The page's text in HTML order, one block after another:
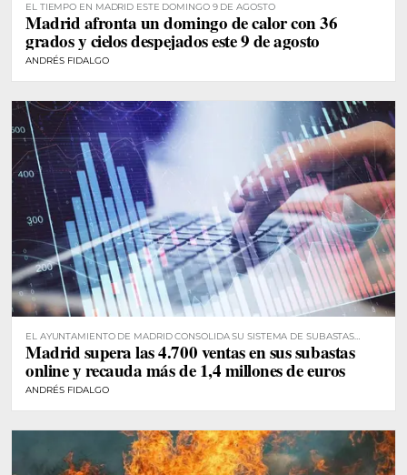
EL TIEMPO EN MADRID ESTE DOMINGO 9 DE AGOSTO
Madrid afronta un domingo de calor con 36
grados y cielos despejados este 9 de agosto
ANDRÉS FIDALGO
EL AYUNTAMIENTO DE MADRID CONSOLIDA SU SISTEMA DE SUBASTAS
DIGITALES
Madrid supera las 4.700 ventas en sus subastas
online y recauda más de 1,4 millones de euros
ANDRÉS FIDALGO